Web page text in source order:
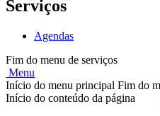
Serviços
Agendas
Fim do menu de serviços
Menu
Início do menu principal Fim do
Início do conteúdo da página